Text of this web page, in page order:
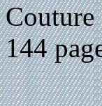
Couture
144